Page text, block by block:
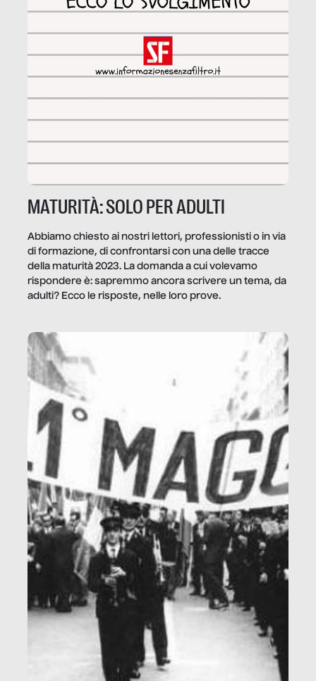
MATURITÀ: SOLO PER ADULTI
Abbiamo chiesto ai nostri lettori, professionisti o in via
di formazione, di confrontarsi con una delle tracce
della maturità 2023. La domanda a cui volevamo
rispondere è: sapremmo ancora scrivere un tema, da
adulti? Ecco le risposte, nelle loro prove.